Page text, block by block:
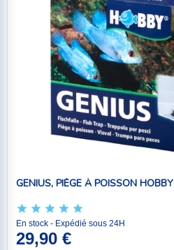
GENIUS, PIÈGE À POISSON HOBBY
En stock - Expédié sous 24H
29,90 €